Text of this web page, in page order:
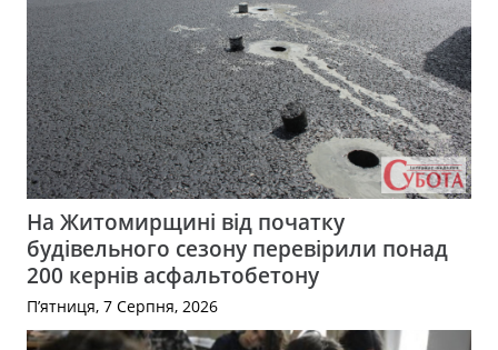
На Житомирщині від початку
будівельного сезону перевірили понад
200 кернів асфальтобетону
П’ятниця, 7 Серпня, 2026